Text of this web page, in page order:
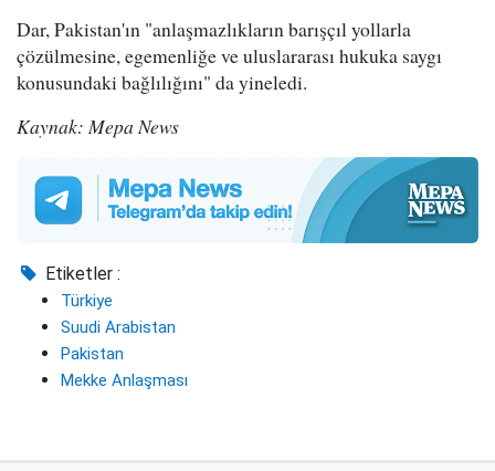
Dar, Pakistan'ın "anlaşmazlıkların barışçıl yollarla
çözülmesine, egemenliğe ve uluslararası hukuka saygı
konusundaki bağlılığını" da yineledi.
Kaynak: Mepa News
Etiketler :
Türkiye
Suudi Arabistan
Pakistan
Mekke Anlaşması